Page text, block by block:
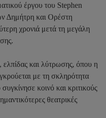
έργου του Stephen
Δημήτρη και Ορέστη
χρονιά μετά τη μεγάλη
ελπίδας και λύτρωσης, όπου η
με τη σκληρότητα
κοινό και κριτικούς
θεατρικές